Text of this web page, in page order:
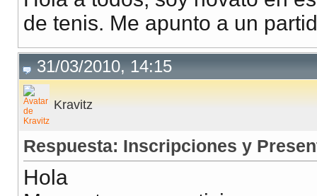
de tenis. Me apunto a un
31/03/2010, 14:15
Kravitz
Respuesta: Inscripciones y
Hola